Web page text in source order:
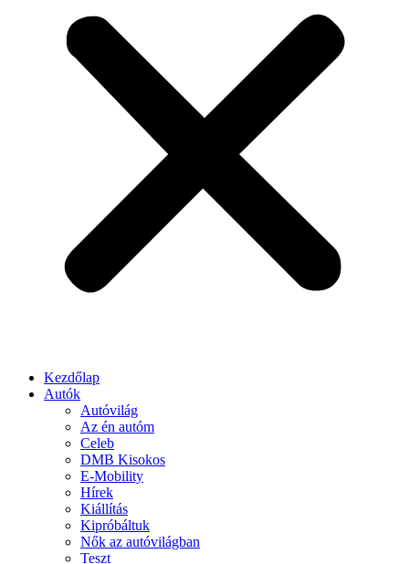
Kezdőlap
Autók
Autóvilág
Az én autóm
Celeb
DMB Kisokos
E-Mobility
Hírek
Kiállítás
Kipróbáltuk
Nők az autóvilágban
Teszt